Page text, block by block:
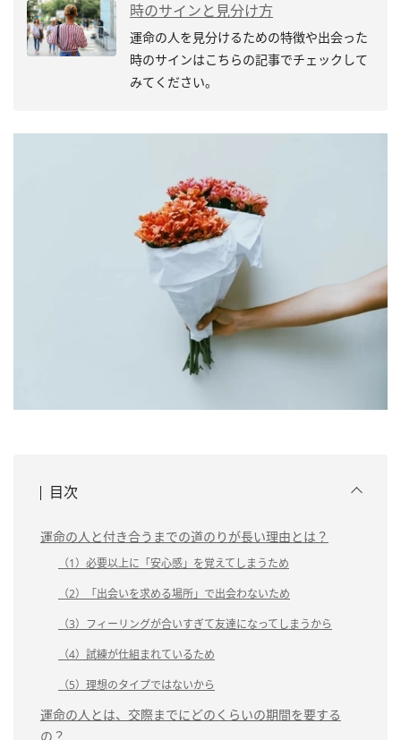
時のサインと見分け方
運命の人を見分けるための特徴や出会った
時のサインはこちらの記事でチェックして
みてください。
目次
運命の人と付き合うまでの道のりが長い理由とは？
（1）必要以上に「安心感」を覚えてしまうため
（2）「出会いを求める場所」で出会わないため
（3）フィーリングが合いすぎて友達になってしまうから
（4）試練が仕組まれているため
（5）理想のタイプではないから
運命の人とは、交際までにどのくらいの期間を要する
の？